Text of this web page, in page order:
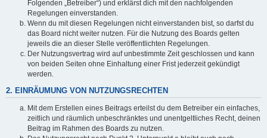
Folgenden „Betreiber“) und erklärst dich mit den nachfolgenden
Regelungen einverstanden.
Wenn du mit diesen Regelungen nicht einverstanden bist, so darfst du
das Board nicht weiter nutzen. Für die Nutzung des Boards gelten
jeweils die an dieser Stelle veröffentlichten Regelungen.
Der Nutzungsvertrag wird auf unbestimmte Zeit geschlossen und kann
von beiden Seiten ohne Einhaltung einer Frist jederzeit gekündigt
werden.
2. EINRÄUMUNG VON NUTZUNGSRECHTEN
Mit dem Erstellen eines Beitrags erteilst du dem Betreiber ein einfaches,
zeitlich und räumlich unbeschränktes und unentgeltliches Recht, deinen
Beitrag im Rahmen des Boards zu nutzen.